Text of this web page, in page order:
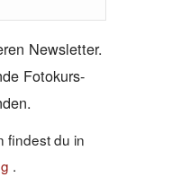
Newsletter.
Fotokurs-
findest du in
.